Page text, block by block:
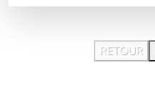
RETOUR